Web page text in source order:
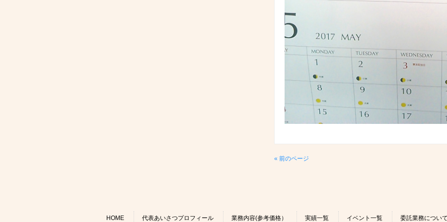
« 前のページ
HOME 代表あいさつプロフィール 業務内容(参考価格） 実績一覧 イベント一覧 委託業務について